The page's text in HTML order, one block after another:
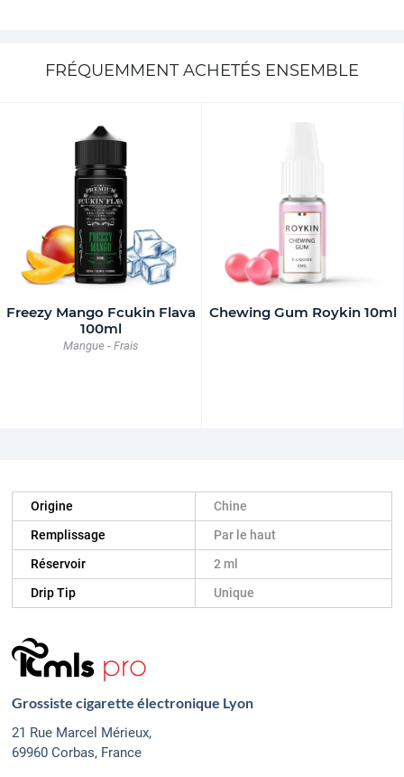
FRÉQUEMMENT ACHETÉS ENSEMBLE
Freezy Mango Fcukin Flava
100ml
Mangue - Frais
Chewing Gum Roykin 10ml
Origine
Chine
Remplissage
Par le haut
Réservoir
2 ml
Drip Tip
Unique
Grossiste cigarette électronique Lyon
21 Rue Marcel Mérieux,
69960 Corbas, France